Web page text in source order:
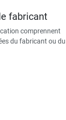
fabricant
comprennent
du fabricant ou du